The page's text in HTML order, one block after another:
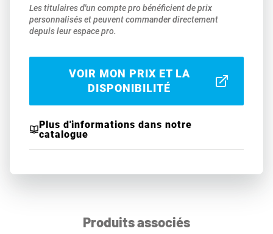
Les titulaires d'un compte pro bénéficient de prix
personnalisés et peuvent commander directement
depuis leur espace pro.
VOIR MON PRIX ET LA
DISPONIBILITÉ
Plus d'informations dans notre
catalogue
Produits associés